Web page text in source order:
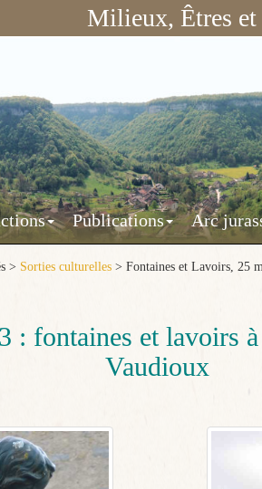
Milieux, Êtres et
Publications Arc
> Sorties culturelles > Fontaines et Lavoirs, 25
: fontaines et lavoirs
Vaudioux